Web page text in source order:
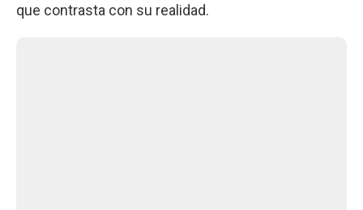
que contrasta con su realidad.